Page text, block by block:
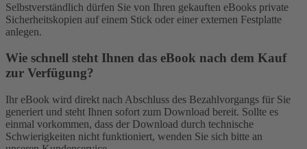
Selbstverständlich dürfen Sie von Ihren gekauften eBooks private
Sicherheitskopien auf einem Stick oder einer externen Festplatte
anlegen.
Wie schnell steht Ihnen das eBook nach dem Kauf
zur Verfügung?
Ihr eBook wird direkt nach Abschluss des Bezahlvorgangs für Sie
generiert und steht Ihnen sofort zum Download bereit. Sollte es
einmal vorkommen, dass der Download durch technische
Schwierigkeiten nicht funktioniert, wenden Sie sich bitte an